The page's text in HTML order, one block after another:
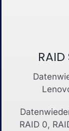
RAID 0,